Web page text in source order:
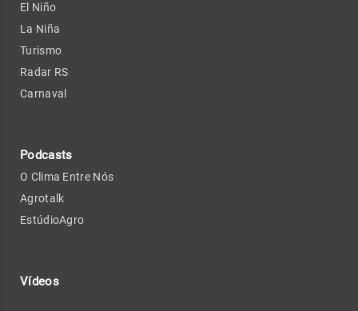
El Niño
La Niña
Turismo
Radar RS
Carnaval
Podcasts
O Clima Entre Nós
Agrotalk
EstúdioAgro
Vídeos